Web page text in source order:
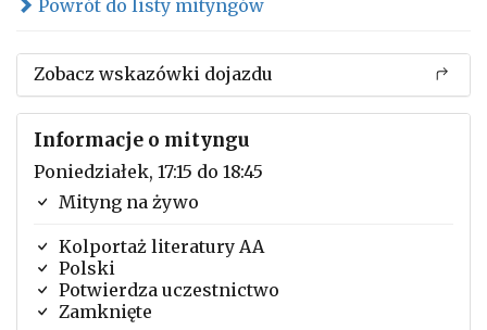
Powrót do listy mityngów
Zobacz wskazówki dojazdu
Informacje o mityngu
Poniedziałek, 17:15 do 18:45
Mityng na żywo
Kolportaż literatury AA
Polski
Potwierdza uczestnictwo
Zamknięte